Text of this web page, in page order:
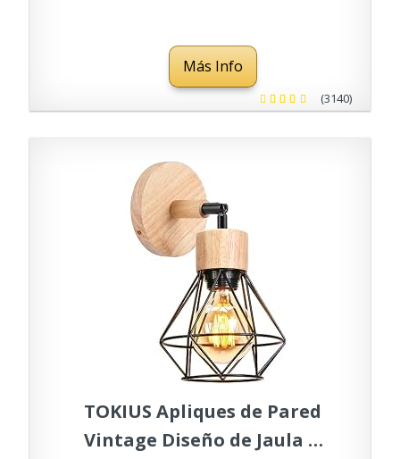
transparente, con
portalámparas E27
Más Info
(3140)
TOKIUS Apliques de Pared
Vintage Diseño de Jaula de